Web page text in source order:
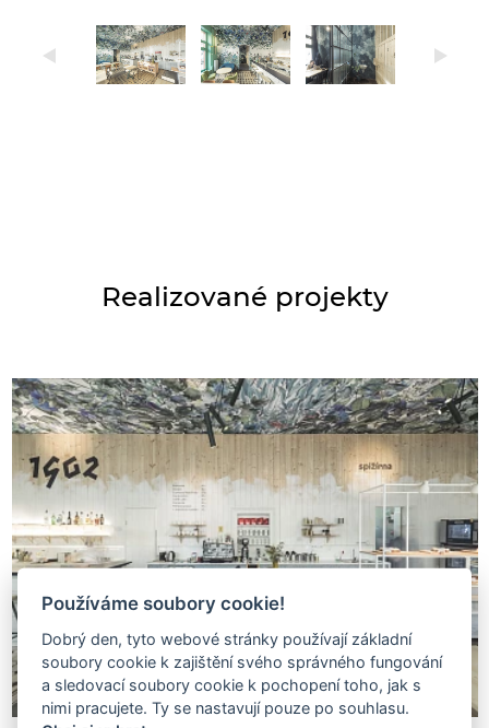
Realizované projekty
Používáme soubory cookie!
Dobrý den, tyto webové stránky používají základní
soubory cookie k zajištění svého správného fungování
a sledovací soubory cookie k pochopení toho, jak s
nimi pracujete. Ty se nastavují pouze po souhlasu.